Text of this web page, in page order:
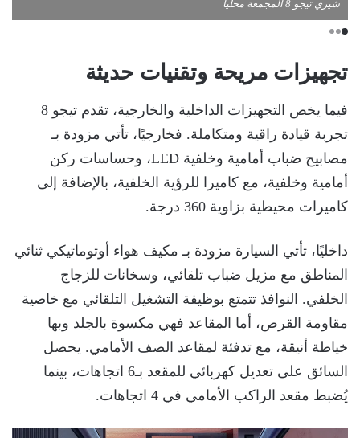
شيري تيجو 8 المجمعة محليا
تجهيزات مريحة وتقنيات حديثة
فيما يخص التجهيزات الداخلية والخارجية، تقدم تيجو 8
تجربة قيادة راقية ومتكاملة. فخارجيًا، تأتي مزودة بـ
مصابيح ضباب أمامية وخلفية LED، وحساسات ركن
أمامية وخلفية، مع كاميرا للرؤية الخلفية، بالإضافة إلى
كاميرات محيطية بزاوية 360 درجة.
داخليًا، تأتي السيارة مزودة بـ مكيف هواء أوتوماتيكي ثنائي
المناطق مع مزيل ضباب تلقائي، وسخانات للزجاج
الخلفي. النوافذ تتمتع بوظيفة التشغيل التلقائي مع خاصية
مقاومة القرص، أما المقاعد فهي مكسوة بالجلد وبها
خياطة أنيقة، مع تدفئة لمقاعد الصف الأمامي. يحصل
السائق على تعديل كهربائي للمقعد بـ6 اتجاهات، بينما
يُضبط مقعد الراكب الأمامي في 4 اتجاهات.